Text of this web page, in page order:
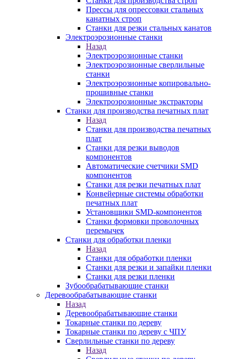
Прессы для опрессовки стальных
канатных строп
Станки для резки стальных канатов
Электроэрозионные станки
Назад
Электроэрозионные станки
Электроэрозионные сверлильные
станки
Электроэрозионные копировально-
прошивные станки
Электроэрозионные экстракторы
Станки для производства печатных плат
Назад
Станки для производства печатных
плат
Станки для резки выводов
компонентов
Автоматические счетчики SMD
компонентов
Станки для резки печатных плат
Конвейерные системы обработки
печатных плат
Установщики SMD-компонентов
Станки формовки проволочных
перемычек
Станки для обработки пленки
Назад
Станки для обработки пленки
Станки для резки и запайки пленки
Станки для резки пленки
Зубообрабатывающие станки
Деревообрабатывающие станки
Назад
Деревообрабатывающие станки
Токарные станки по дереву
Токарные станки по дереву с ЧПУ
Сверлильные станки по дереву
Назад